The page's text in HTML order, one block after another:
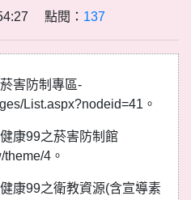
點閱： 137
害防制專區-
List.aspx?nodeid=41。
康99之菸害防制館
4。
康99之衛教資源(含宣導素